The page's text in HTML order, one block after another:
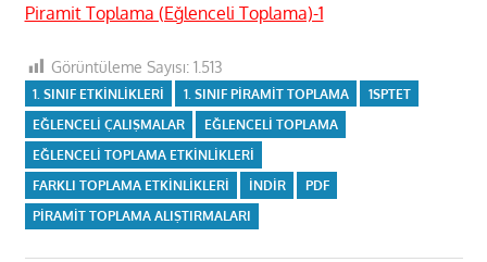
Piramit Toplama (Eğlenceli Toplama)-1
Görüntüleme Sayısı: 1.513
1. SINIF ETKINLIKLERI 1. SINIF PIRAMIT TOPLAMA
1SPTET
EĞLENCELI ÇALIŞMALAR
EĞLENCELI TOPLAMA
EĞLENCELI TOPLAMA ETKINLIKLERI
FARKLI TOPLAMA ETKINLIKLERI
INDIR
PDF
PIRAMIT TOPLAMA ALIŞTIRMALARI